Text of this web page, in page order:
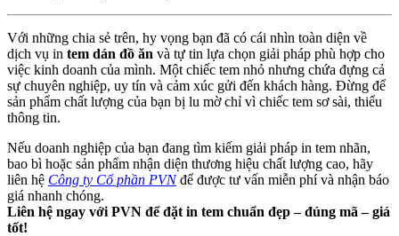
Với những chia sẻ trên, hy vọng bạn đã có cái nhìn toàn diện về
dịch vụ in tem dán đồ ăn và tự tin lựa chọn giải pháp phù hợp cho
việc kinh doanh của mình. Một chiếc tem nhỏ nhưng chứa đựng cả
sự chuyên nghiệp, uy tín và cảm xúc gửi đến khách hàng. Đừng để
sản phẩm chất lượng của bạn bị lu mờ chỉ vì chiếc tem sơ sài, thiếu
thông tin.
Nếu doanh nghiệp của bạn đang tìm kiếm giải pháp in tem nhãn,
bao bì hoặc sản phẩm nhận diện thương hiệu chất lượng cao, hãy
liên hệ Công ty Cổ phần PVNđể được tư vấn miễn phí và nhận báo
giá nhanh chóng.
Liên hệ ngay với PVN để đặt in tem chuẩn đẹp – đúng mã – giá
tốt!